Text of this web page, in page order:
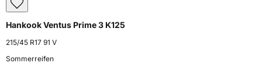
Hankook Ventus Prime 3 K125
215/45 R17 91 V
Sommerreifen